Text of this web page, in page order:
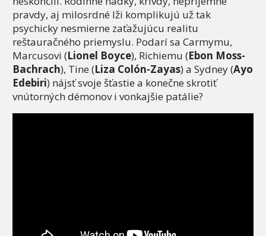
pravdy, aj milosrdné lži komplikujú už tak
psychicky nesmierne zaťažujúcu realitu
reštauračného priemyslu. Podarí sa Carmymu,
Marcusovi (Lionel Boyce), Richiemu (Ebon Moss-
Bachrach), Tine (Liza Colón-Zayas) a Sydney (Ayo
Edebiri) nájsť svoje šťastie a konečne skrotiť
vnútorných démonov i vonkajšie patálie?